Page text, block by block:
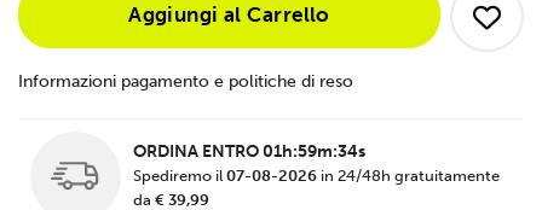
Aggiungi al Carrello
Informazioni pagamento e politiche di reso
ORDINA ENTRO01h:59m:34s
Spediremo il 07-08-2026 in 24/48h gratuitamente
da € 39,99